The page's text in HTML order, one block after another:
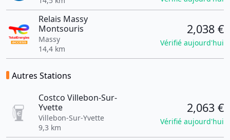
Relais Massy
Montsouris
Massy
14,4 km
2,038 €
Vérifié aujourd'hui
Autres Stations
Costco Villebon-Sur-
Yvette
Villebon-Sur-Yvette
9,3 km
2,063 €
Vérifié aujourd'hui